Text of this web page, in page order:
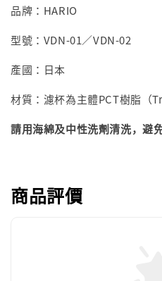
品牌：HARIO
型號：VDN-01／VDN-02
產國：日本
材質：濾杯為主體PCT樹脂（
請用海綿及中性洗劑清洗，避
商品評價